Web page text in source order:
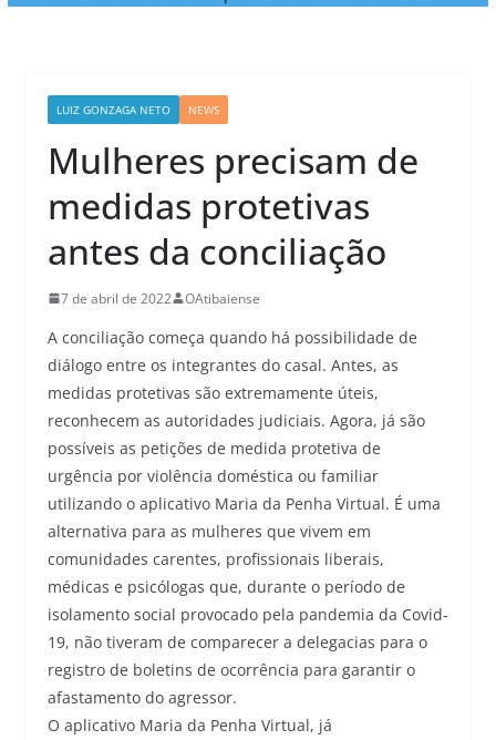
LUIZ GONZAGA NETO NEWS
Mulheres precisam de
medidas protetivas
antes da conciliação
7 de abril de 2022 OAtibaiense
A conciliação começa quando há possibilidade de
diálogo entre os integrantes do casal. Antes, as
medidas protetivas são extremamente úteis,
reconhecem as autoridades judiciais. Agora, já são
possíveis as petições de medida protetiva de
urgência por violência doméstica ou familiar
utilizando o aplicativo Maria da Penha Virtual. É uma
alternativa para as mulheres que vivem em
comunidades carentes, profissionais liberais,
médicas e psicólogas que, durante o período de
isolamento social provocado pela pandemia da Covid-
19, não tiveram de comparecer a delegacias para o
registro de boletins de ocorrência para garantir o
afastamento do agressor.
O aplicativo Maria da Penha Virtual, já